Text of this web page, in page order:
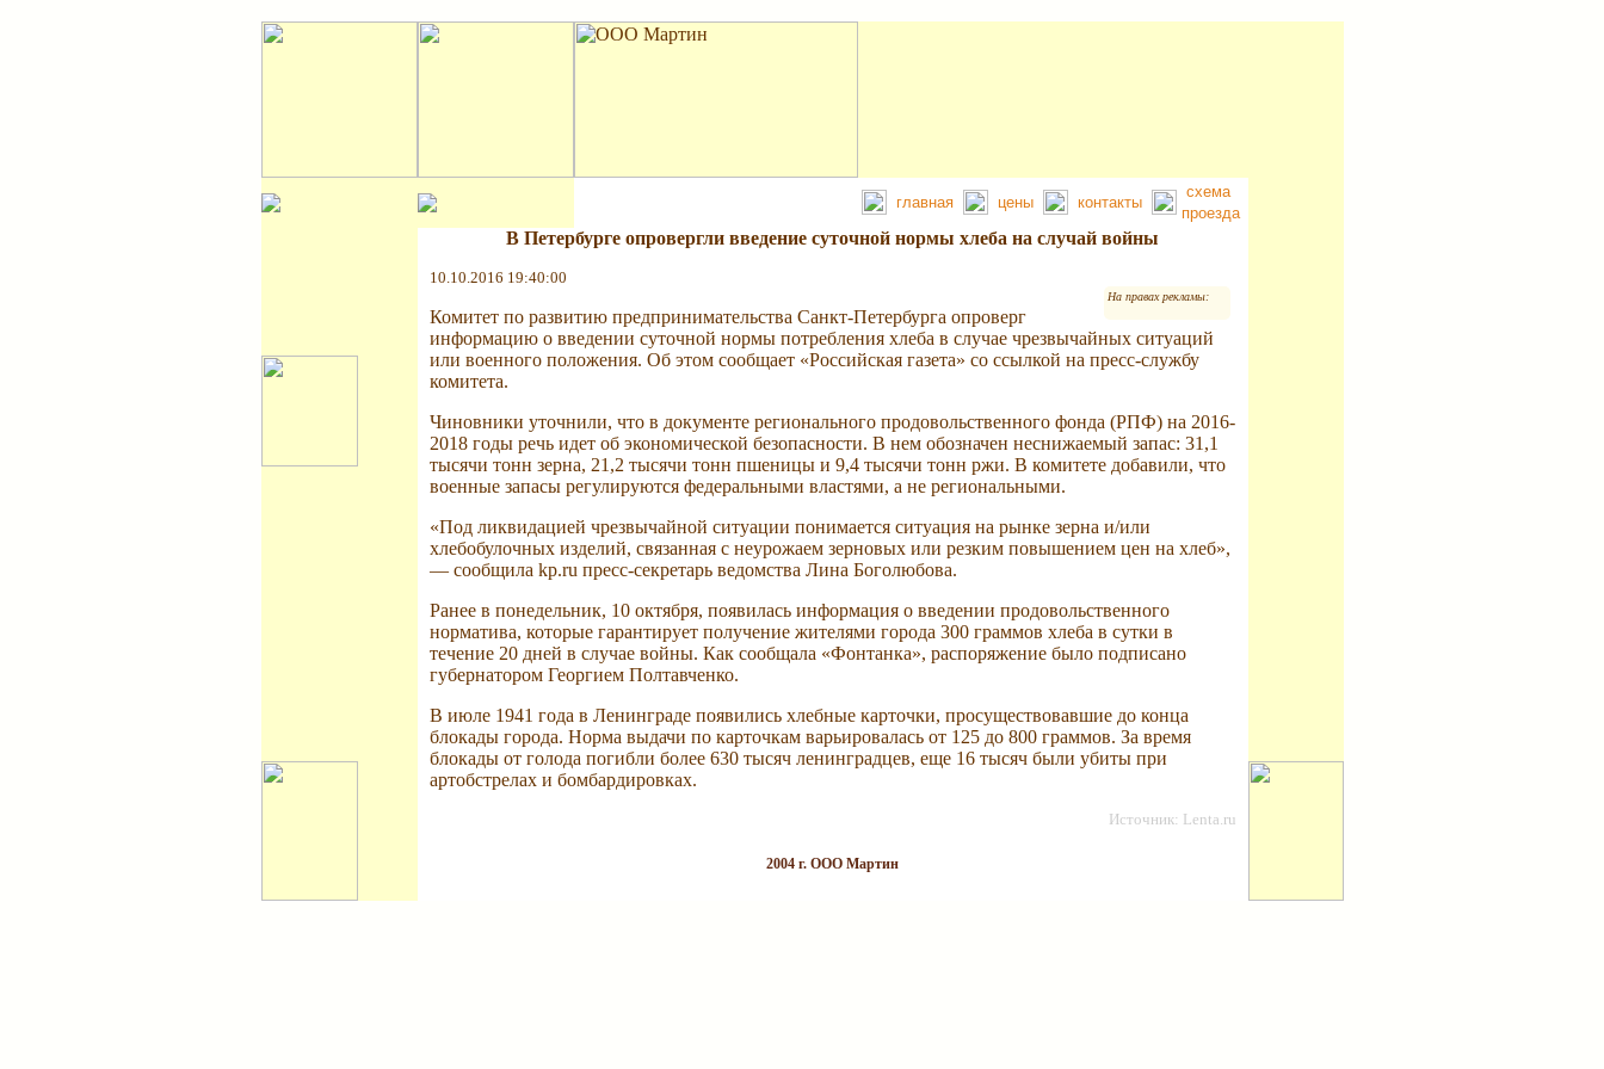
главная цены контакты
схема
проезда
В Петербурге опровергли введение суточной нормы хлеба на случай войны
10.10.2016 19:40:00
На правах рекламы:
Комитет по развитию предпринимательства Санкт-Петербурга опроверг
информацию о введении суточной нормы потребления хлеба в случае чрезвычайных ситуаций
или военного положения. Об этом сообщает «Российская газета» со ссылкой на пресс-службу
комитета.
Чиновники уточнили, что в документе регионального продовольственного фонда (РПФ) на 2016-
2018 годы речь идет об экономической безопасности. В нем обозначен неснижаемый запас: 31,1
тысячи тонн зерна, 21,2 тысячи тонн пшеницы и 9,4 тысячи тонн ржи. В комитете добавили, что
военные запасы регулируются федеральными властями, а не региональными.
«Под ликвидацией чрезвычайной ситуации понимается ситуация на рынке зерна и/или
хлебобулочных изделий, связанная с неурожаем зерновых или резким повышением цен на хлеб»,
— сообщила kp.ru пресс-секретарь ведомства Лина Боголюбова.
Ранее в понедельник, 10 октября, появилась информация о введении продовольственного
норматива, которые гарантирует получение жителями города 300 граммов хлеба в сутки в
течение 20 дней в случае войны. Как сообщала «Фонтанка», распоряжение было подписано
губернатором Георгием Полтавченко.
В июле 1941 года в Ленинграде появились хлебные карточки, просуществовавшие до конца
блокады города. Норма выдачи по карточкам варьировалась от 125 до 800 граммов. За время
блокады от голода погибли более 630 тысяч ленинградцев, еще 16 тысяч были убиты при
артобстрелах и бомбардировках.
Источник: Lenta.ru
2004 г. ООО Мартин